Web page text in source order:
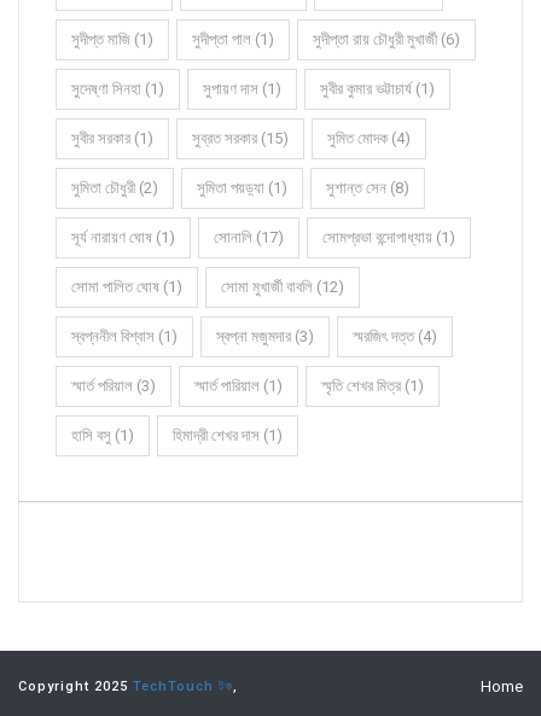
সুদীপ্ত মাজি (1) সুদীপ্তা পাল (1) সুদীপ্তা রায় চৌধুরী মুখার্জী (6)
সুদেষ্ণা সিনহা (1) সুপায়ণ দাস (1) সুবীর কুমার ভট্টাচার্য (1)
সুবীর সরকার (1) সুব্রত সরকার (15) সুমিত মোদক (4)
সুমিতা চৌধুরী (2) সুমিতা পয়ড়্যা (1) সুশান্ত সেন (8)
সূর্য নারায়ণ ঘোষ (1) সোনালি (17) সোমপ্রভা বন্দোপাধ্যায় (1)
সোমা পালিত ঘোষ (1) সোমা মুখার্জী বাবলি (12)
স্বপ্ননীল বিশ্বাস (1) স্বপ্না মজুমদার (3) স্মরজিৎ দত্ত (4)
স্মার্ত পরিয়াল (3) স্মার্ত পারিয়াল (1) স্মৃতি শেখর মিত্র (1)
হাসি বসু (1) হিমাদ্রী শেখর দাস (1)
Copyright 2025 TechTouch টক, Home